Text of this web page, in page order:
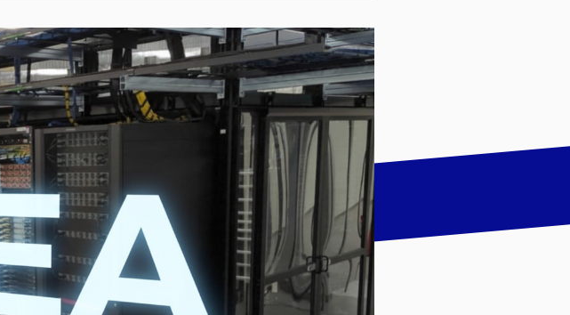
Facebook Twitter LinkedIn
기사링크 복사하기